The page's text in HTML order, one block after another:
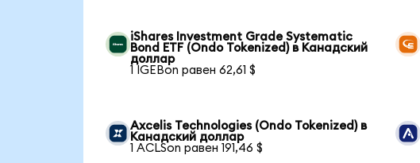
iShares Investment Grade Systematic
Bond ETF (Ondo Tokenized) в Канадский
доллар
1 IGEBon равен 62,61 $
Axcelis Technologies (Ondo Tokenized) в
Канадский доллар
1 ACLSon равен 191,46 $